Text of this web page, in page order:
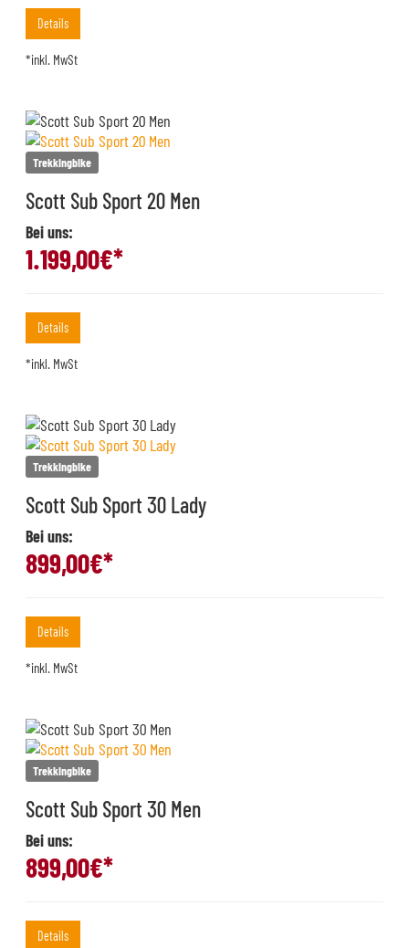
Details
*inkl. MwSt
Trekkingbike
Scott Sub Sport 20 Men
Bei uns:
1.199,00€*
Details
*inkl. MwSt
Trekkingbike
Scott Sub Sport 30 Lady
Bei uns:
899,00€*
Details
*inkl. MwSt
Trekkingbike
Scott Sub Sport 30 Men
Bei uns:
899,00€*
Details